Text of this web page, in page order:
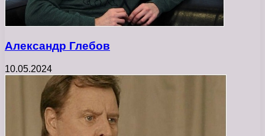
Александр Глебов
10.05.2024